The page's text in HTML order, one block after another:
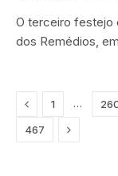
O terceiro festejo
dos Remédios,
Previous
1 …
467 Next